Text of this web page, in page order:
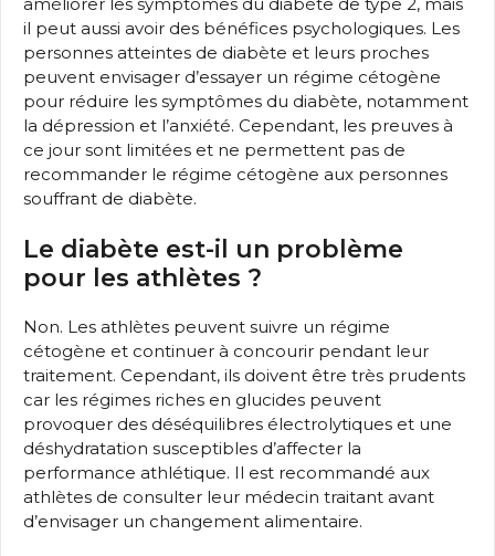
il peut aussi avoir des bénéfices psychologiques. Les
personnes atteintes de diabète et leurs proches
peuvent envisager d’essayer un régime cétogène
pour réduire les symptômes du diabète, notamment
la dépression et l’anxiété. Cependant, les preuves à
ce jour sont limitées et ne permettent pas de
recommander le régime cétogène aux personnes
souffrant de diabète.
Le diabète est-il un problème
pour les athlètes ?
Non. Les athlètes peuvent suivre un régime
cétogène et continuer à concourir pendant leur
traitement. Cependant, ils doivent être très prudents
car les régimes riches en glucides peuvent
provoquer des déséquilibres électrolytiques et une
déshydratation susceptibles d’affecter la
performance athlétique. Il est recommandé aux
athlètes de consulter leur médecin traitant avant
d’envisager un changement alimentaire.